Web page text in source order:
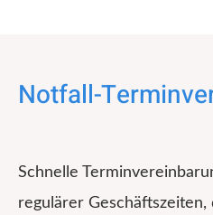
Notfall-
Schnelle
regulärer Geschäftszeiten,